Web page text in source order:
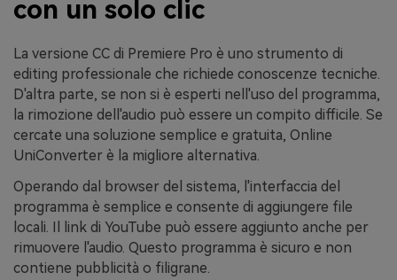
con un solo clic
La versione CC di Premiere Pro è uno strumento di
editing professionale che richiede conoscenze tecniche.
D'altra parte, se non si è esperti nell'uso del programma,
la rimozione dell'audio può essere un compito difficile. Se
cercate una soluzione semplice e gratuita, Online
UniConverter è la migliore alternativa.
Operando dal browser del sistema, l'interfaccia del
programma è semplice e consente di aggiungere file
locali. Il link di YouTube può essere aggiunto anche per
rimuovere l'audio. Questo programma è sicuro e non
contiene pubblicità o filigrane.